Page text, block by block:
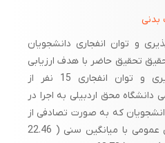
بدنی
و توان انفجاری دانشجویان
تحقیق حاضر با هدف ارزیابی
همبستگی بین انعطاف پذیری و توان انفجاری 15 نفر از
محق اردبیلی به اجرا در
راستا 15 نفر از دانشجویان که به صورت تصادفی از
میان دانشجویان تربیت بدنی عمومی با میانگین سنی ( 22.46